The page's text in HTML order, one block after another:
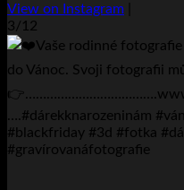
View on Instagram
3/12